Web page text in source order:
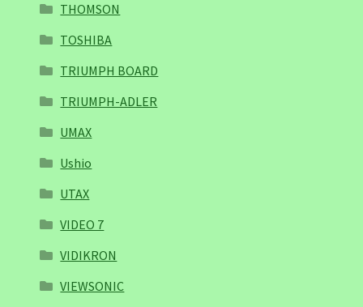
THOMSON
TOSHIBA
TRIUMPH BOARD
TRIUMPH-ADLER
UMAX
Ushio
UTAX
VIDEO 7
VIDIKRON
VIEWSONIC